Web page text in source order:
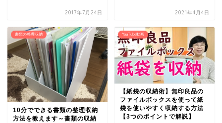
2017年7月24日 2021年4月4日
書類の整理収納
10分でできる書類の整理収納
方法を教えます～書類の収納
YouTube動画
【紙袋の収納術】無印良品の
ファイルボックスを使って紙
袋を使いやすく収納する方法
【3つのポイントで解説】